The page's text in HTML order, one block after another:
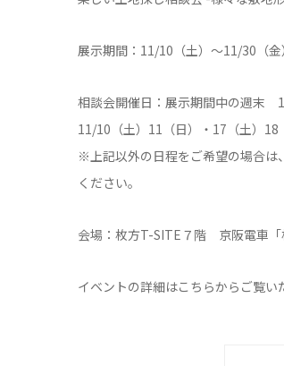
展示期間：11/10（土）～11/30（
相談会開催日：展示期間中の週末
11/10（土）11（日）・17（土）18
※上記以外の日程をご希望の場合
ください。
会場：枚方T-SITE７階 京阪電車「
イベントの詳細はこちらからご覧い